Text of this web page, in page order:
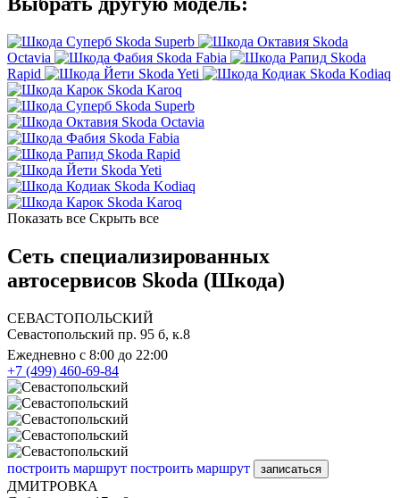
Skoda Superb
Skoda
Octavia
Skoda Fabia
Skoda
Rapid
Skoda Yeti
Skoda Kodiaq
Skoda Karoq
Skoda Superb
Skoda Octavia
Skoda Fabia
Skoda Rapid
Skoda Yeti
Skoda Kodiaq
Skoda Karoq
Показать все Скрыть все
Сеть специализированных
автосервисов Skoda (Шкода)
СЕВАСТОПОЛЬСКИЙ
Севастопольский пр. 95 б, к.8
Ежедневно с 8:00 до 22:00
+7 (499) 460-69-84
построить маршрут построить маршрут записаться
ДМИТРОВКА